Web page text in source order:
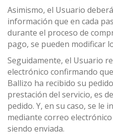
Asimismo, el Usuario
información que en cada
durante el proceso de
pago, se pueden modificar
Seguidamente, el Usuario
electrónico confirmando
Ballizo ha recibido su
prestación del servicio, es
pedido. Y, en su caso, se le
mediante correo
siendo enviada.